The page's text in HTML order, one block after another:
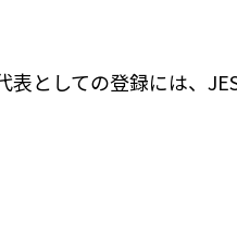
としての登録には、